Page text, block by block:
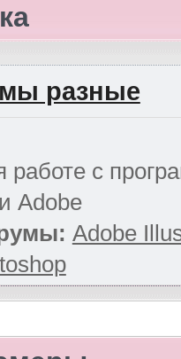
разные
работе с
Adobe
Adobe